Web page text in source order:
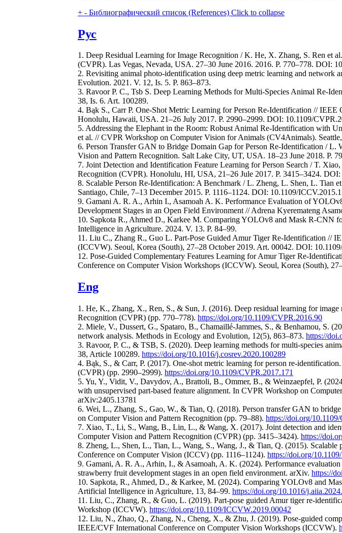
+ - Библиографический список (References) Click to collapse
Рус
1. Deep Residual Learning for Image Recognition / K. He, X. Zhang, S. Ren et
(CVPR). Las Vegas, Nevada, USA. 27–30 June 2016. 2016. P. 770–778. DOI:
2. Revisiting animal photo-identification using deep metric learning and network
Evolution. 2021. V. 12, Is. 5. P. 863–873.
3. Ravoor P. C., Tsb S. Deep Learning Methods for Multi-Species Animal Re-
38, Is. 6. Art. 100289.
4. Bąk S., Carr P. One-Shot Metric Learning for Person Re-Identification //
Honolulu, Hawaii, USA. 21–26 July 2017. P. 2990–2999. DOI: 10.1109/
5. Addressing the Elephant in the Room: Robust Animal Re-Identification with
et al. // CVPR Workshop on Computer Vision for Animals (CV4Animals).
6. Person Transfer GAN to Bridge Domain Gap for Person Re-Identification /
Vision and Pattern Recognition. Salt Lake City, UT, USA. 18–23 June 2018. P.
7. Joint Detection and Identification Feature Learning for Person Search / T.
Recognition (CVPR). Honolulu, HI, USA, 21–26 Jule 2017. P. 3415–3424.
8. Scalable Person Re-Identification: A Benchmark / L. Zheng, L. Shen, L. Tian
Santiago, Chile, 7–13 December 2015. P. 1116–1124. DOI: 10.1109/
9. Gamani A. R. A., Arhin I., Asamoah A. K. Performance Evaluation of
Development Stages in an Open Field Environment // Adrena Kyeremateng
10. Sapkota R., Ahmed D., Karkee M. Comparing YOLOv8 and Mask R-CNN
Intelligence in Agriculture. 2024. V. 13. P. 84–99.
11. Liu C., Zhang R., Guo L. Part-Pose Guided Amur Tiger Re-Identification //
(ICCVW). Seoul, Korea (South), 27–28 October 2019. Art. 00042. DOI:
12. Pose-Guided Complementary Features Learning for Amur Tiger Re-
Conference on Computer Vision Workshops (ICCVW). Seoul, Korea (South),
Eng
1. He, K., Zhang, X., Ren, S., & Sun, J. (2016). Deep residual learning for
Recognition (CVPR) (pp. 770–778). https://doi.org/10.1109/CVPR.2016.90
2. Miele, V., Dussert, G., Spataro, B., Chamaillé-Jammes, S., & Benhamou, S.
network analysis. Methods in Ecology and Evolution, 12(5), 863–873. https://
3. Ravoor, P. C., & TSB, S. (2020). Deep learning methods for multi-species
38, Article 100289. https://doi.org/10.1016/j.cosrev.2020.100289
4. Bąk, S., & Carr, P. (2017). One-shot metric learning for person re-
(CVPR) (pp. 2990–2999). https://doi.org/10.1109/CVPR.2017.171
5. Yu, Y., Vidit, V., Davydov, A., Brattoli, B., Ommer, B., & Weinzaepfel, P.
with unsupervised part-based feature alignment. In CVPR Workshop on
arXiv:2405.13781
6. Wei, L., Zhang, S., Gao, W., & Tian, Q. (2018). Person transfer GAN to
on Computer Vision and Pattern Recognition (pp. 79–88). https://doi.org/
7. Xiao, T., Li, S., Wang, B., Lin, L., & Wang, X. (2017). Joint detection and
Computer Vision and Pattern Recognition (CVPR) (pp. 3415–3424). https://
8. Zheng, L., Shen, L., Tian, L., Wang, S., Wang, J., & Tian, Q. (2015).
Conference on Computer Vision (ICCV) (pp. 1116–1124). https://doi.org/
9. Gamani, A. R. A., Arhin, I., & Asamoah, A. K. (2024). Performance
strawberry fruit development stages in an open field environment. arXiv. https://
10. Sapkota, R., Ahmed, D., & Karkee, M. (2024). Comparing YOLOv8 and
Artificial Intelligence in Agriculture, 13, 84–99. https://doi.org/10.1016/
11. Liu, C., Zhang, R., & Guo, L. (2019). Part-pose guided Amur tiger re-
Workshop (ICCVW). https://doi.org/10.1109/ICCVW.2019.00042
12. Liu, N., Zhao, Q., Zhang, N., Cheng, X., & Zhu, J. (2019). Pose-guided
IEEE/CVF International Conference on Computer Vision Workshops (ICCVW).